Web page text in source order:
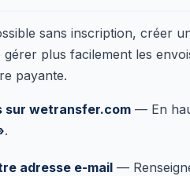
sans inscription, créer
plus facilement les
payante.
sur wetransfer.com — En
.
adresse e-mail —